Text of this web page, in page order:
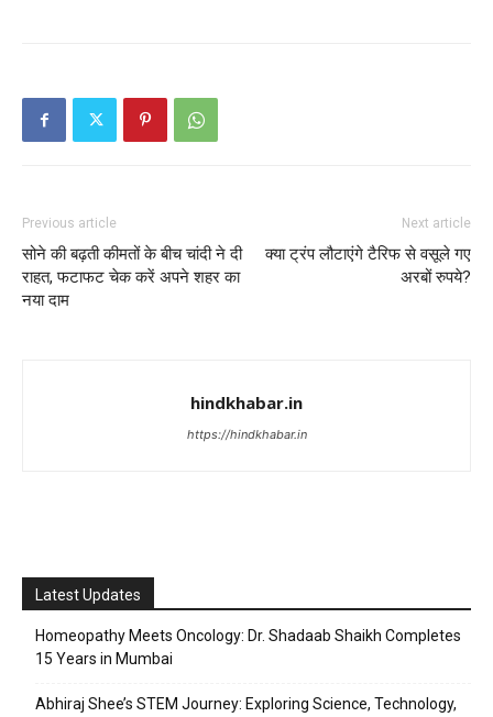
Previous article
सोने की बढ़ती कीमतों के बीच चांदी ने दी
राहत, फटाफट चेक करें अपने शहर का
नया दाम
Next article
क्या ट्रंप लौटाएंगे टैरिफ से वसूले गए
अरबों रुपये?
hindkhabar.in
https://hindkhabar.in
Latest Updates
Homeopathy Meets Oncology: Dr. Shadaab Shaikh Completes
15 Years in Mumbai
Abhiraj Shee’s STEM Journey: Exploring Science, Technology,